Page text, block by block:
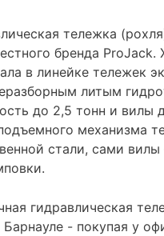
тележка
бренда ProJack.
в линейке тележек
литым
до 2,5 тонн и вилы
механизма
стали, сами вилы
гидравлическая
Барнауле - покупая у